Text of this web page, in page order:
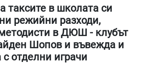
таксите в школата си
режийни разходи,
в ДЮШ - клубът
Шопов и въвежда и
отделни играчи